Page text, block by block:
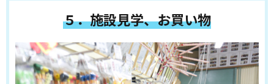
５．施設見学、お買い物